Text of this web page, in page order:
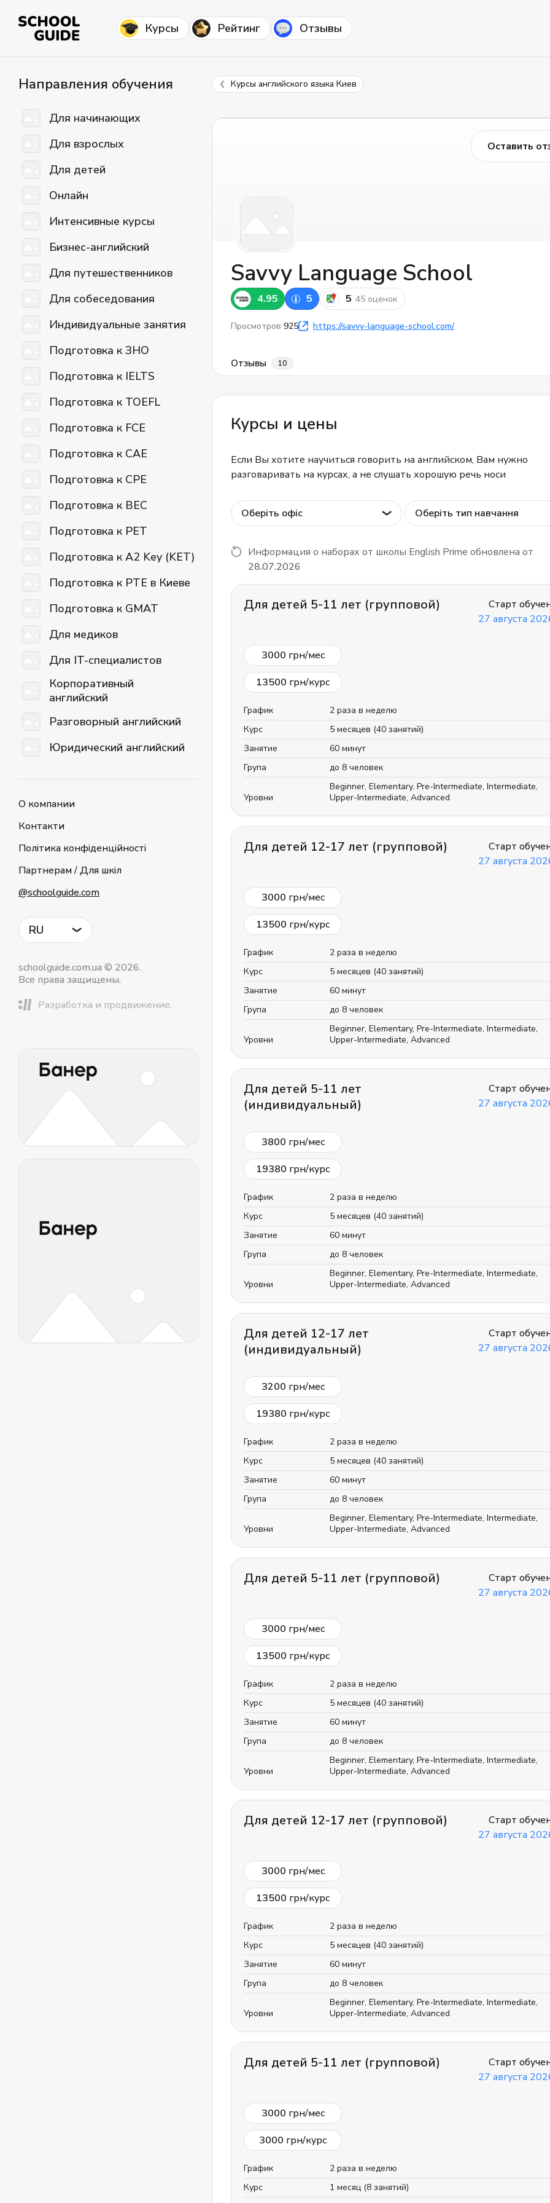
Курсы Рейтинг Отзывы
Направления обучения
Для начинающих
Для взрослых
Для детей
Онлайн
Интенсивные курсы
Бизнес-английский
Для путешественников
Для собеседования
Индивидуальные занятия
Подготовка к ЗНО
Подготовка к IELTS
Подготовка к TOEFL
Подготовка к FCE
Подготовка к CAE
Подготовка к CPE
Подготовка к BEC
Подготовка к PET
Подготовка к A2 Key (KET)
Подготовка к PTE в Киеве
Подготовка к GMAT
Для медиков
Для IT-специалистов
Корпоративный
английский
Разговорный английский
Юридический английский
О компании
Контакти
Політика конфіденційності
Партнерам / Для шкіл
@schoolguide.com
RU
schoolguide.com.ua © 2026.
Все права защищены.
Разработка и продвижение.
Курсы английского языка Киев
Оставить
Savvy Language School
4.95 5 5 45 оценок
Просмотров 925 https://savvy-language-school.com/
Отзывы 10
Курсы и цены
Если Вы хотите научиться говорить на английском, Вам нужно
разговаривать на курсах, а не слушать хорошую речь носи
Оберіть офіс Оберіть тип навчання
Информация о наборах от школы English Prime обновлена от
28.07.2026
Для детей 5-11 лет (групповой)
Старт
27 августа
3000 грн/мес
13500 грн/курс
График
2 раза в неделю
Курс
5 месяцев (40 занятий)
Занятие
60 минут
Група
до 8 человек
Уровни
Beginner, Elementary, Pre-Intermediate, Intermediate,
Upper-Intermediate, Advanced
Для детей 12-17 лет (групповой)
Старт
27 августа
3000 грн/мес
13500 грн/курс
График
2 раза в неделю
Курс
5 месяцев (40 занятий)
Занятие
60 минут
Група
до 8 человек
Уровни
Beginner, Elementary, Pre-Intermediate, Intermediate,
Upper-Intermediate, Advanced
Для детей 5-11 лет
(индивидуальный)
Старт
27 августа
3800 грн/мес
19380 грн/курс
График
2 раза в неделю
Курс
5 месяцев (40 занятий)
Занятие
60 минут
Група
до 8 человек
Уровни
Beginner, Elementary, Pre-Intermediate, Intermediate,
Upper-Intermediate, Advanced
Для детей 12-17 лет
(индивидуальный)
Старт
27 августа
3200 грн/мес
19380 грн/курс
График
2 раза в неделю
Курс
5 месяцев (40 занятий)
Занятие
60 минут
Група
до 8 человек
Уровни
Beginner, Elementary, Pre-Intermediate, Intermediate,
Upper-Intermediate, Advanced
Для детей 5-11 лет (групповой)
Старт
27 августа
3000 грн/мес
13500 грн/курс
График
2 раза в неделю
Курс
5 месяцев (40 занятий)
Занятие
60 минут
Група
до 8 человек
Уровни
Beginner, Elementary, Pre-Intermediate, Intermediate,
Upper-Intermediate, Advanced
Для детей 12-17 лет (групповой)
Старт
27 августа
3000 грн/мес
13500 грн/курс
График
2 раза в неделю
Курс
5 месяцев (40 занятий)
Занятие
60 минут
Група
до 8 человек
Уровни
Beginner, Elementary, Pre-Intermediate, Intermediate,
Upper-Intermediate, Advanced
Для детей 5-11 лет (групповой)
Старт
27 августа
3000 грн/мес
3000 грн/курс
График
2 раза в неделю
Курс
1 месяц (8 занятий)